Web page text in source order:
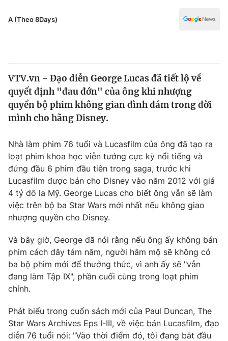
Tin tức
Thế giới đó đây
Câu chuyện quốc tế
Kinh tế
Tài chính
Góc doanh nghiệp
Dữ liệu và đời sống
Truyền hình
Phim VTV
Hậu trường
Nhân vật
Giải sao mai
Giải trí
Điện ảnh
Âm nhạc
Sao
Đời sống
Làm đẹp
Chất lượng cuộc sống
Giáo dục
Tuyển sinh
Học trực tuyến
Công nghệ
Hitech Công nghệ tương lai
Sản phẩm
Thị trường
Lịch phát sóng
Giáo dục
A (Theo 8Days)
VTV.vn - Đạo diễn George Lucas đã tiết lộ về
quyết định "đau đớn" của ông khi nhượng
quyền bộ phim không gian đình đám trong đời
mình cho hãng Disney.
Nhà làm phim 76 tuổi và Lucasfilm của ông đã tạo ra
loạt phim khoa học viễn tưởng cực kỳ nổi tiếng và
đứng đầu 6 phim đầu tiên trong saga, trước khi
Lucasfilm được bán cho Disney vào năm 2012 với giá
4 tỷ đô la Mỹ. George Lucas cho biết ông vẫn sẽ làm
việc trên bộ ba Star Wars mới nhất nếu không giao
nhượng quyền cho Disney.
Và bây giờ, George đã nói rằng nếu ông ấy không bán
phim cách đây tám năm, người hâm mộ sẽ không có
ba bộ phim mới để thưởng thức, vì anh ấy sẽ "vẫn
đang làm Tập IX", phần cuối cùng trong loạt phim
chính.
Phát biểu trong cuốn sách mới của Paul Duncan, The
Star Wars Archives Eps I-III, về việc bán Lucasfilm, đạo
diễn 76 tuổi nói: "Vào thời điểm đó, tôi đang bắt đầu